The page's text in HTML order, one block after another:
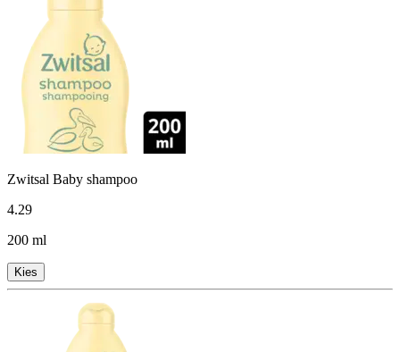
Zwitsal Baby shampoo
4.29
200 ml
Kies